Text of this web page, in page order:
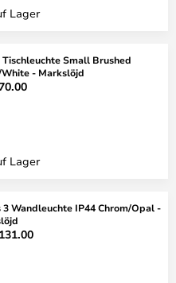
Lager
Tischleuchte Small Brushed
White - Markslöjd
Lager
3 Wandleuchte IP44 Chrom/Opal -